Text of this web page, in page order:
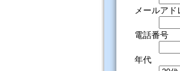
メールア
電話番号
年代